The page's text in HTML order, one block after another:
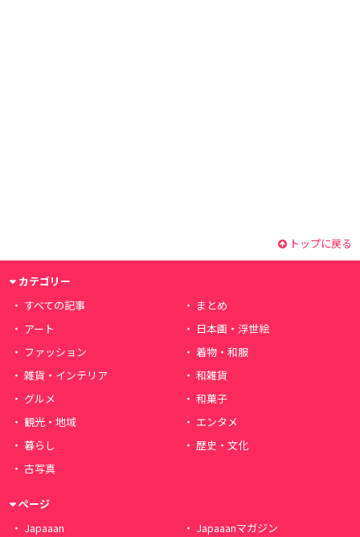
トップに戻る
カテゴリー
すべての記事
まとめ
アート
日本画・浮世絵
ファッション
着物・和服
雑貨・インテリア
和雑貨
グルメ
和菓子
観光・地域
エンタメ
暮らし
歴史・文化
古写真
ページ
Japaaan
Japaaanマガジン